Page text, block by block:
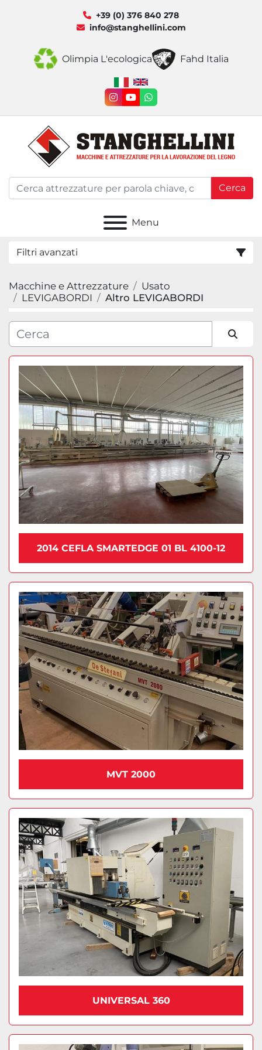
+39 (0) 376 840 278
info@stanghellini.com
Olimpia L'ecologica Fahd Italia
instagram
youtubewhatsapp
Cerca
Menu
Filtri avanzati
Categoria
Produttore
Modello
Macchine e Attrezzature
Usato
LEVIGABORDI
Altro LEVIGABORDI
Ordina per
2014 CEFLA SMARTEDGE 01 BL 4100-12
MVT 2000
UNIVERSAL 360